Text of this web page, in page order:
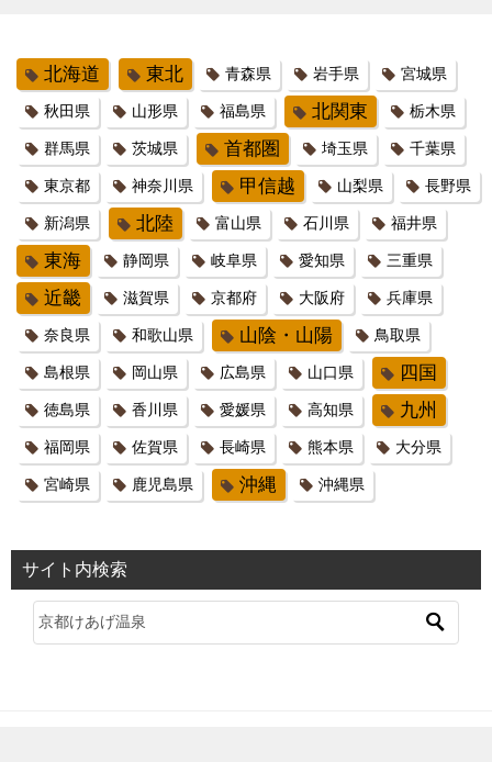
北海道 東北 青森県 岩手県 宮城県
秋田県 山形県 福島県 北関東 栃木県
群馬県 茨城県 首都圏 埼玉県 千葉県
東京都 神奈川県 甲信越 山梨県 長野県
新潟県 北陸 富山県 石川県 福井県
東海 静岡県 岐阜県 愛知県 三重県
近畿 滋賀県 京都府 大阪府 兵庫県
奈良県 和歌山県 山陰・山陽 鳥取県
島根県 岡山県 広島県 山口県 四国
徳島県 香川県 愛媛県 高知県 九州
福岡県 佐賀県 長崎県 熊本県 大分県
宮崎県 鹿児島県 沖縄 沖縄県
サイト内検索